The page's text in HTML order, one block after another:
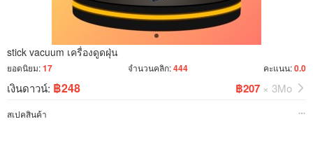
stick vacuum เครื่องดูดฝุ่น
ยอดนิยม:17 จำนวนคลิก:444 คะแนน:0.0
เงินดาวน์: ฿248 ฿207 × 3Mo
สเปคสินค้า